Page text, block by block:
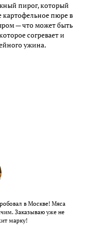
пирог, который
картофельное пюре в
— что может быть
согревает и
ужина.
в Москве! Мяса
Заказываю уже не
марку!